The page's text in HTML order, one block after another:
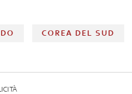
COREA DEL SUD